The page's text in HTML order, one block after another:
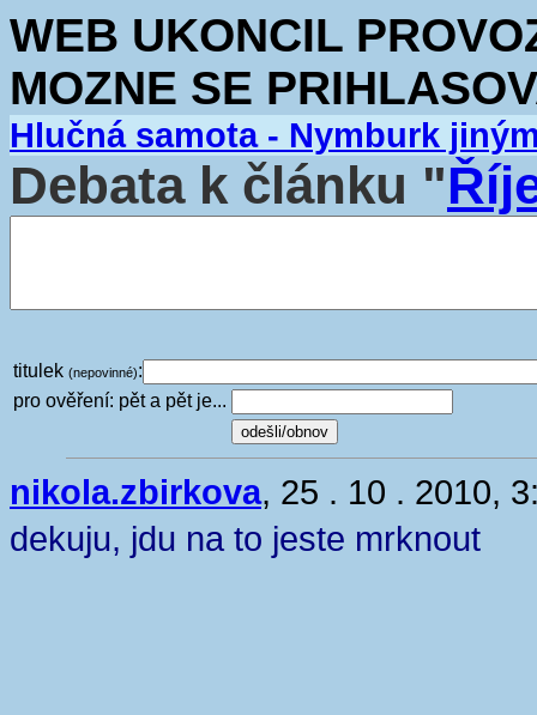
WEB UKONCIL
MOZNE SE
Hlučná samota - Nymburk
Debata k článku "
titulek (nepovinné):
pro ověření: pět a pět je...
nikola.zbirkova, 25 . 10 . 2010,
dekuju, jdu na to jeste mrknout